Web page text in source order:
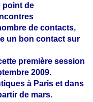
point de
de contacts,
un bon contact sur
première session
2009.
à Paris et dans
de mars.